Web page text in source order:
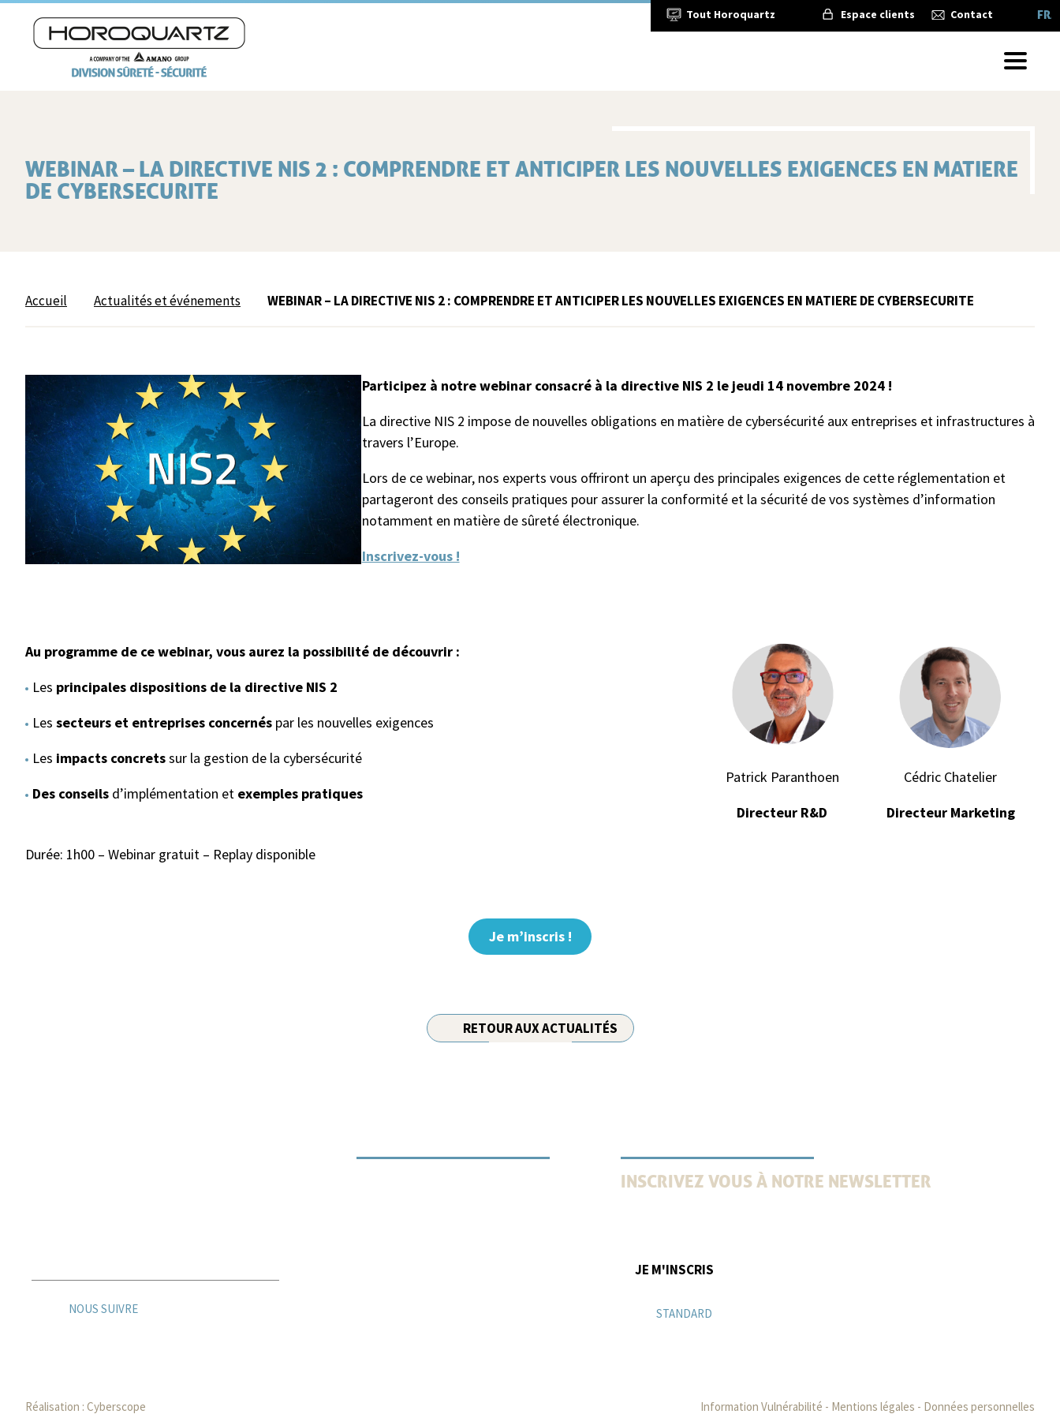
Tout Horoquartz Espace clients Contact
WEBINAR – LA DIRECTIVE NIS 2 : COMPRENDRE ET ANTICIPER LES NOUVELLES EXIGENCES EN MATIERE
DE CYBERSECURITE
Accueil Actualités et événements WEBINAR – LA DIRECTIVE NIS 2 : COMPRENDRE ET ANTICIPER LES NOUVELLES EXIGENCES EN MATIERE DE CYBERSECURITE
Participez à notre webinar consacré à la directive NIS 2 le jeudi 14 novembre 2024 !
La directive NIS 2 impose de nouvelles obligations en matière de cybersécurité aux entreprises et infrastructures à
travers l’Europe.
Lors de ce webinar, nos experts vous offriront un aperçu des principales exigences de cette réglementation et
partageront des conseils pratiques pour assurer la conformité et la sécurité de vos systèmes d’information
notamment en matière de sûreté électronique.
Inscrivez-vous !
Au programme de ce webinar, vous aurez la possibilité de découvrir :
Les principales dispositions de la directive NIS 2
Les secteurs et entreprises concernés par les nouvelles exigences
Les impacts concretssur la gestion de la cybersécurité
Des conseils d’implémentation et exemples pratiques
Durée: 1h00 – Webinar gratuit – Replay disponible
Patrick Paranthoen
Directeur R&D
Cédric Chatelier
Directeur Marketing
Je m’inscris !
RETOUR AUX ACTUALITÉS
NOUS SUIVRE
INSCRIVEZ VOUS À NOTRE NEWSLETTER
JE M'INSCRIS
STANDARD
Réalisation : Cyberscope Information Vulnérabilité - Mentions légales - Données personnelles